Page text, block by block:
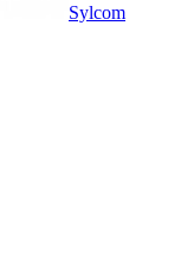
Sylcom